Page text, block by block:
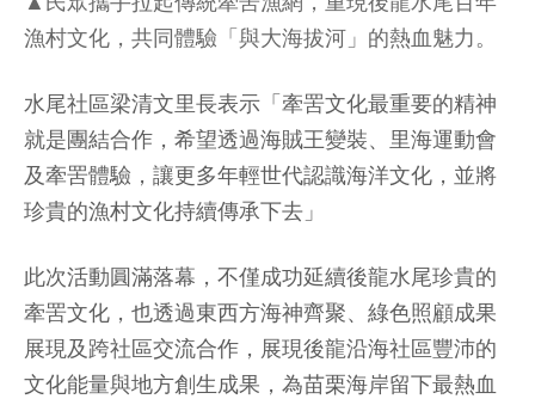
漁村文化，共同體驗「與大海拔河」的熱血魅力。
水尾社區梁清文里長表示「牽罟文化最重要的精神
就是團結合作，希望透過海賊王變裝、里海運動會
及牽罟體驗，讓更多年輕世代認識海洋文化，並將
珍貴的漁村文化持續傳承下去」
此次活動圓滿落幕，不僅成功延續後龍水尾珍貴的
牽罟文化，也透過東西方海神齊聚、綠色照顧成果
展現及跨社區交流合作，展現後龍沿海社區豐沛的
文化能量與地方創生成果，為苗栗海岸留下最熱血